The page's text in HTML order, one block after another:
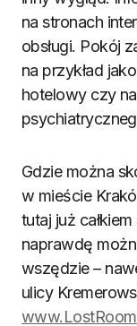
na stronach
obsługi. Pokój
na przykład
hotelowy czy
Gdzie można
w mieście
tutaj już
naprawdę
wszędzie –
ulicy